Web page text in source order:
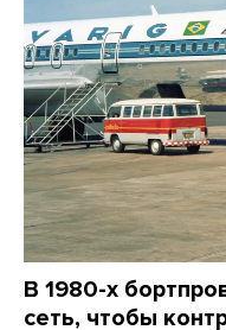
В 1980-х
сеть, чтобы